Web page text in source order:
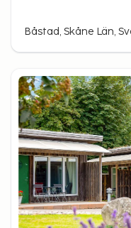
Båstad, Skåne Län,